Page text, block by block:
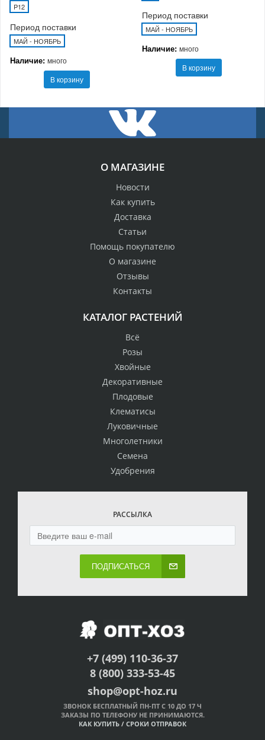
P12
Период поставки
МАЙ - НОЯБРЬ
Наличие: много
В корзину
Период поставки
МАЙ - НОЯБРЬ
Наличие: много
В корзину
О МАГАЗИНЕ
Новости
Как купить
Доставка
Статьи
Помощь покупателю
О магазине
Отзывы
Контакты
КАТАЛОГ РАСТЕНИЙ
Всё
Розы
Хвойные
Декоративные
Плодовые
Клематисы
Луковичные
Многолетники
Семена
Удобрения
РАССЫЛКА
ПОДПИСАТЬСЯ
+7 (499) 110-36-37
8 (800) 333-53-45
shop@opt-hoz.ru
ЗВОНОК БЕСПЛАТНЫЙ ПН-ПТ С 10 ДО 17 Ч
ЗАКАЗЫ ПО ТЕЛЕФОНУ НЕ ПРИНИМАЮТСЯ.
КАК КУПИТЬ / СРОКИ ОТПРАВОК